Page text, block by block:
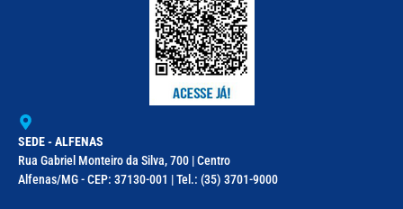
SEDE - ALFENAS
Rua Gabriel Monteiro da Silva, 700 | Centro
Alfenas/MG - CEP: 37130-001 | Tel.: (35) 3701-9000